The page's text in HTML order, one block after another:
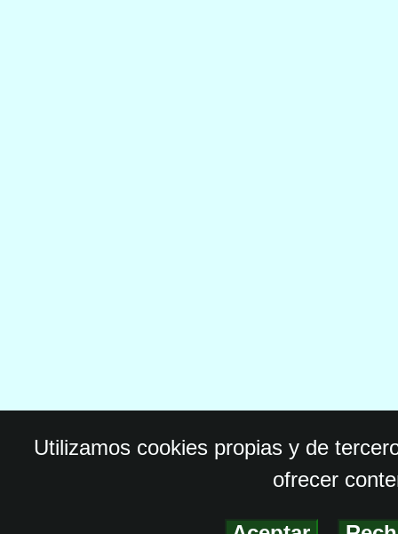
Utilizamos cookies propias y de
ofrecer